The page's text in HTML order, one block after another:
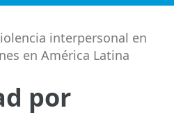
interpersonal en
en América Latina
por